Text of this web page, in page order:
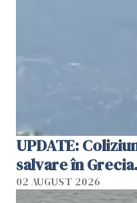
UPDATE:
salvare în
02 AUGUST 2026